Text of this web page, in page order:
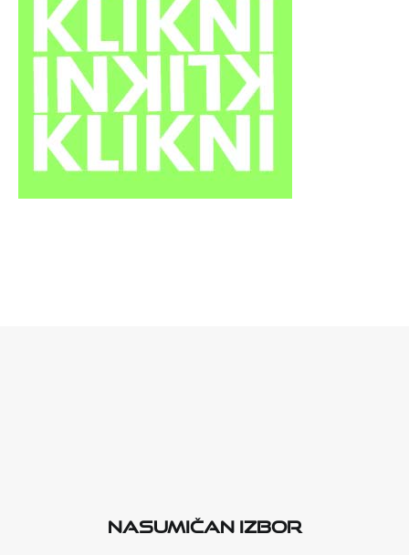
Nasumičan izbor